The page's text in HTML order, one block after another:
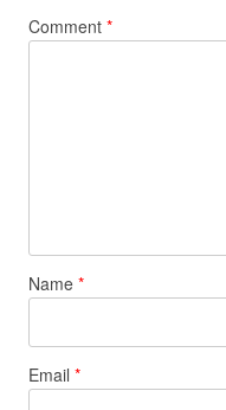
Comment *
Name *
Email *